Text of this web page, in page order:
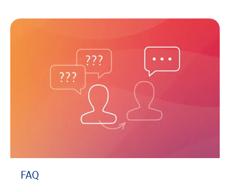
FAQ